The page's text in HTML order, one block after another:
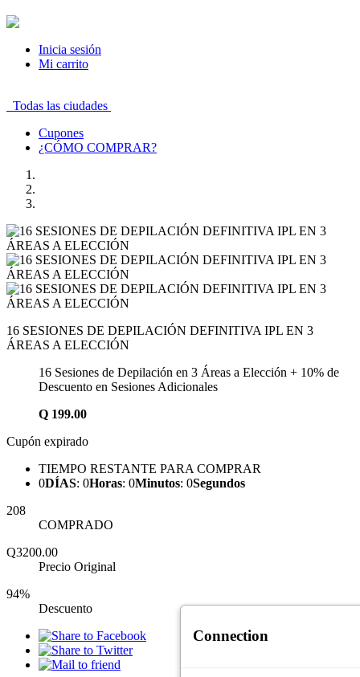
Inicia sesión
Mi carrito
Todas las ciudades
Cupones
¿CÓMO COMPRAR?
16 SESIONES DE DEPILACIÓN DEFINITIVA IPL EN 3
ÁREAS A ELECCIÓN
16 Sesiones de Depilación en 3 Áreas a Elección + 10% de
Descuento en Sesiones Adicionales
Q 199.00
Cupón expirado
TIEMPO RESTANTE PARA COMPRAR
0DÍAS: 0Horas: 0Minutos: 0Segundos
208
COMPRADO
Q3200.00
Precio Original
94%
Descuento
Connection